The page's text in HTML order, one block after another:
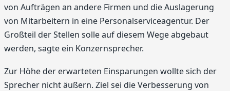
von Aufträgen an andere Firmen und die Auslagerung
von Mitarbeitern in eine Personalserviceagentur. Der
Großteil der Stellen solle auf diesem Wege abgebaut
werden, sagte ein Konzernsprecher.
Zur Höhe der erwarteten Einsparungen wollte sich der
Sprecher nicht äußern. Ziel sei die Verbesserung von